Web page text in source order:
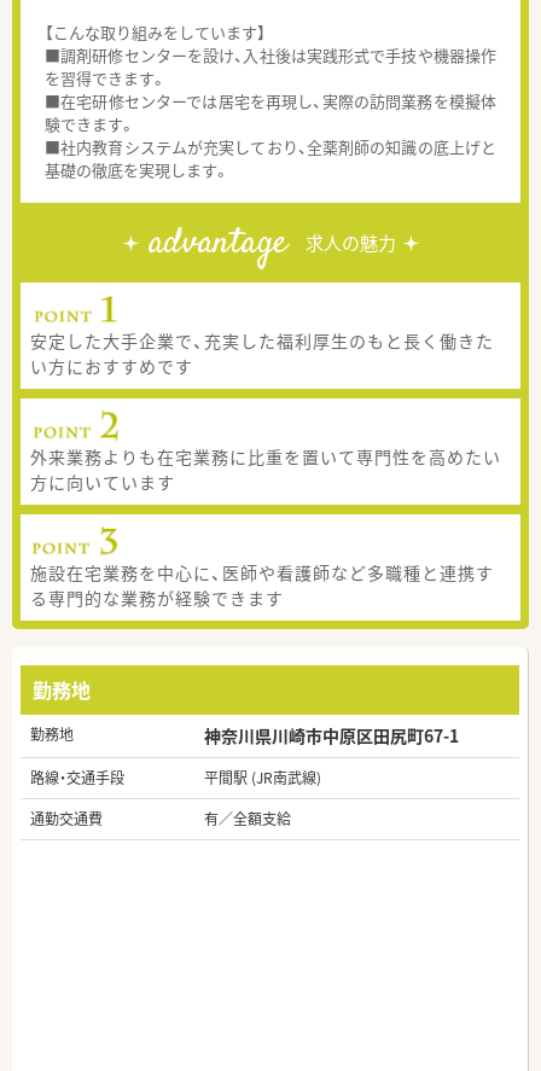
【こんな取り組みをしています】
■調剤研修センターを設け、入社後は実践形式で手技や機器操作
を習得できます。
■在宅研修センターでは居宅を再現し、実際の訪問業務を模擬体
験できます。
■社内教育システムが充実しており、全薬剤師の知識の底上げと
基礎の徹底を実現します。
advantage 求人の魅力
安定した大手企業で、充実した福利厚生のもと長く働きた
い方におすすめです
外来業務よりも在宅業務に比重を置いて専門性を高めたい
方に向いています
施設在宅業務を中心に、医師や看護師など多職種と連携す
る専門的な業務が経験できます
勤務地
勤務地 神奈川県川崎市中原区田尻町67-1
路線・交通手段
平間駅 (JR南武線)
通勤交通費
有／全額支給